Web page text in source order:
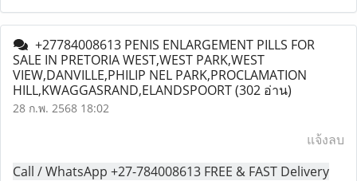
+27784008613 PENIS ENLARGEMENT PILLS FOR
SALE IN PRETORIA WEST,WEST PARK,WEST
VIEW,DANVILLE,PHILIP NEL PARK,PROCLAMATION
HILL,KWAGGASRAND,ELANDSPOORT(302 อ่าน)
28 ก.พ. 2568 18:02
แจ้งลบ
Call / WhatsApp +27-784008613 FREE & FAST Delivery